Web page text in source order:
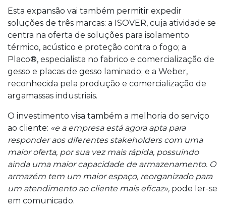
Esta expansão vai também permitir expedir
soluções de três marcas: a ISOVER, cuja atividade se
centra na oferta de soluções para isolamento
térmico, acústico e proteção contra o fogo; a
Placo®, especialista no fabrico e comercialização de
gesso e placas de gesso laminado; e a Weber,
reconhecida pela produção e comercialização de
argamassas industriais.
O investimento visa também a melhoria do serviço
ao cliente: «e a empresa está agora apta para
responder aos diferentes stakeholders com uma
maior oferta, por sua vez mais rápida, possuindo
ainda uma maior capacidade de armazenamento. O
armazém tem um maior espaço, reorganizado para
um atendimento ao cliente mais eficaz», pode ler-se
em comunicado.